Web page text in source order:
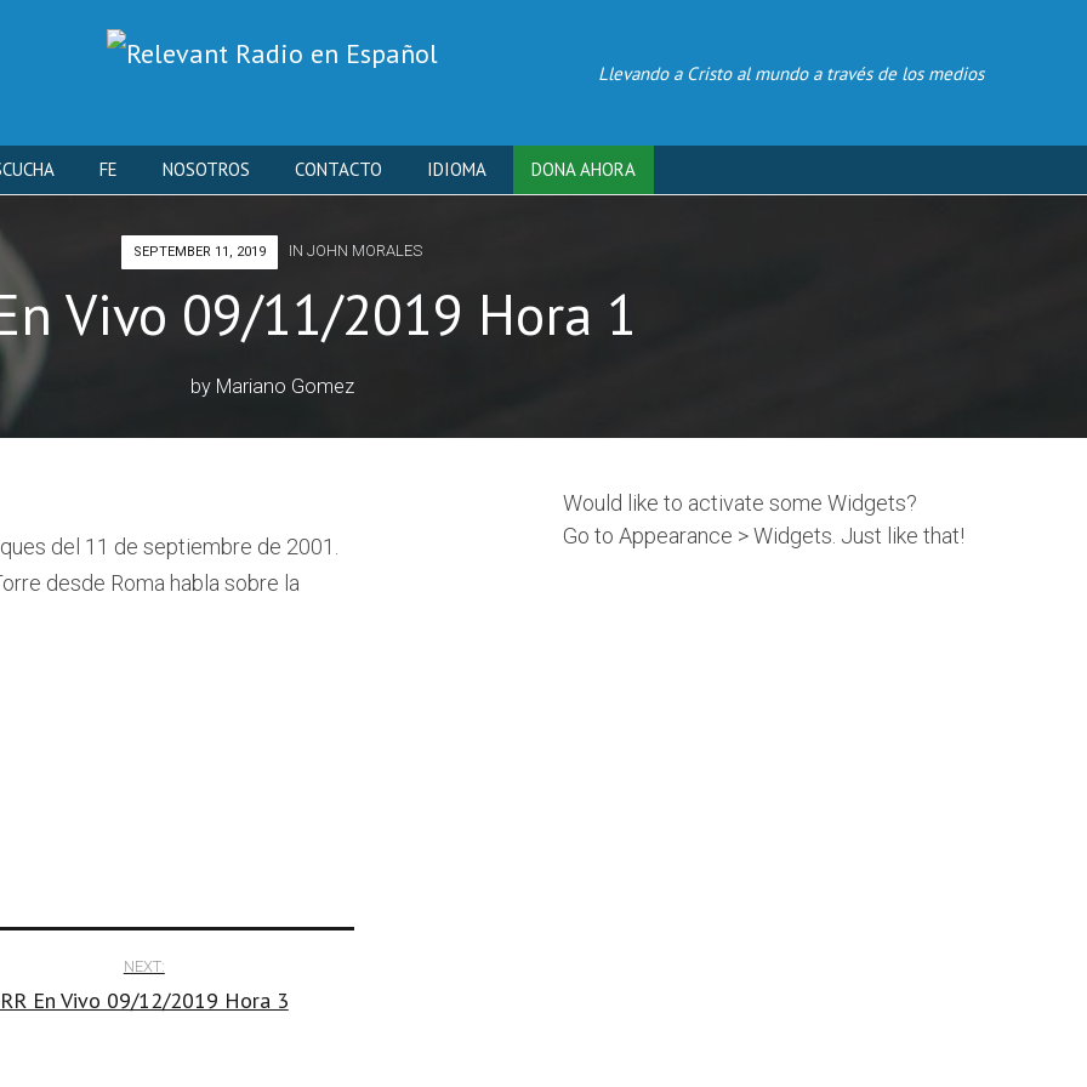
Llevando a Cristo al mundo a través de los medios
Skip
content
FE NOSOTROS CONTACTO IDIOMA DONA AHORA
SEPTEMBER 11, 2019 IN JOHN MORALES
Vivo 09/11/2019 Hora 1
by Mariano Gomez
del 11 de septiembre de 2001.
desde Roma habla sobre la
NEXT:
RR En Vivo 09/12/2019 Hora 3
Would like to activate some Widgets?
Go to Appearance > Widgets. Just like that!